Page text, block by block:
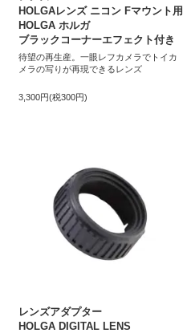
HOLGAレンズ ニコン Fマウント用
HOLGA ホルガ
ブラックコーナーエフェクト付き
待望の再生産。一眼レフカメラでトイカ
メラの写りが再現できるレンズ
3,300円(税300円)
レンズアダプター
HOLGA DIGITAL LENS